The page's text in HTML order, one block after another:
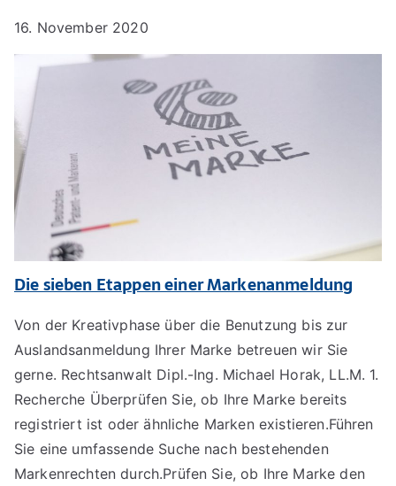
16. November 2020
Die sieben Etappen einer Markenanmeldung
Von der Kreativphase über die Benutzung bis zur
Auslandsanmeldung Ihrer Marke betreuen wir Sie
gerne. Rechtsanwalt Dipl.-Ing. Michael Horak, LL.M. 1.
Recherche Überprüfen Sie, ob Ihre Marke bereits
registriert ist oder ähnliche Marken existieren.Führen
Sie eine umfassende Suche nach bestehenden
Markenrechten durch.Prüfen Sie, ob Ihre Marke den